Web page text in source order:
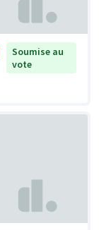
Soumise au
vote